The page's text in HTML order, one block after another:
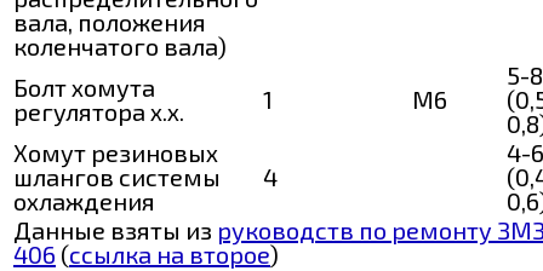
вала, положения
коленчатого вала)
Болт хомута
регулятора х.х.
1 M6
5-8
Хомут резиновых
шлангов системы
охлаждения
4
4-6
Данные взяты из руководств по ремонту
406 (ссылка на второе)